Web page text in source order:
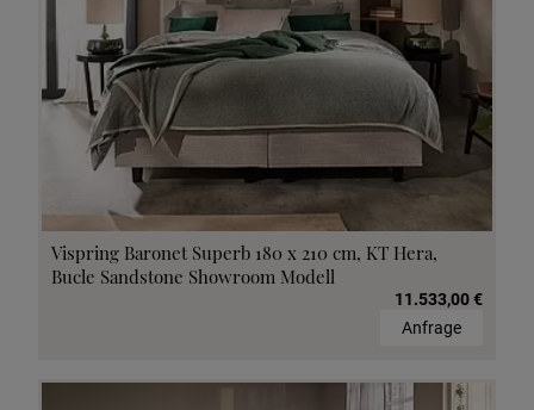
Vispring Baronet Superb 180 x 210 cm, KT Hera,
Bucle Sandstone Showroom Modell
11.533,00 €
Anfrage